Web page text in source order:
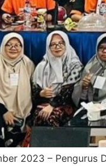
2023 – Pengurus